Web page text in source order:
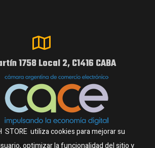
1758 Local 2, C1416 CABA
STORE utiliza cookies para mejorar su
optimizar la funcionalidad del sitio y